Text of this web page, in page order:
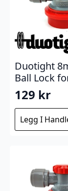
Duotight
Ball Lock
129 kr
Legg I